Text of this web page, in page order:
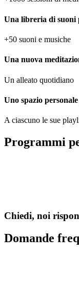
Una libreria di suoni
+50 suoni e musiche
Una nuova
Un alleato quotidiano
Uno spazio
A ciascuno le sue
Programmi
Chiedi, noi
Domande